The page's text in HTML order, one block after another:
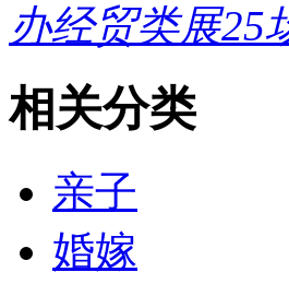
办经贸类展25
相关分类
亲子
婚嫁